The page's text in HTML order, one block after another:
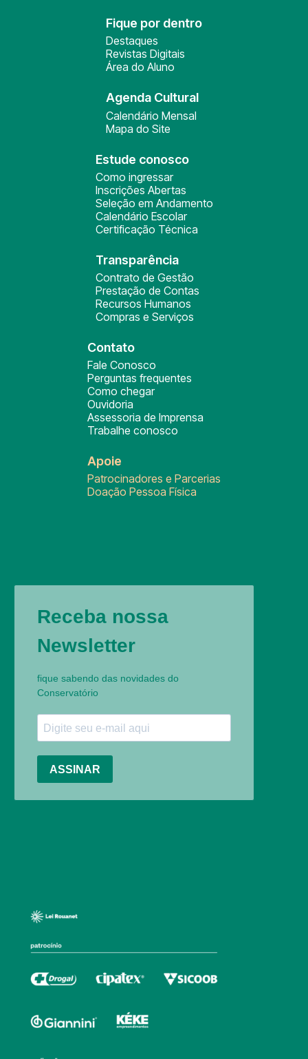
Fique por dentro
Destaques
Revistas Digitais
Área do Aluno
Agenda Cultural
Calendário Mensal
Mapa do Site
Estude conosco
Como ingressar
Inscrições Abertas
Seleção em Andamento
Calendário Escolar
Certificação Técnica
Transparência
Contrato de Gestão
Prestação de Contas
Recursos Humanos
Compras e Serviços
Contato
Fale Conosco
Perguntas frequentes
Como chegar
Ouvidoria
Assessoria de Imprensa
Trabalhe conosco
Apoie
Patrocinadores e Parcerias
Doação Pessoa Física